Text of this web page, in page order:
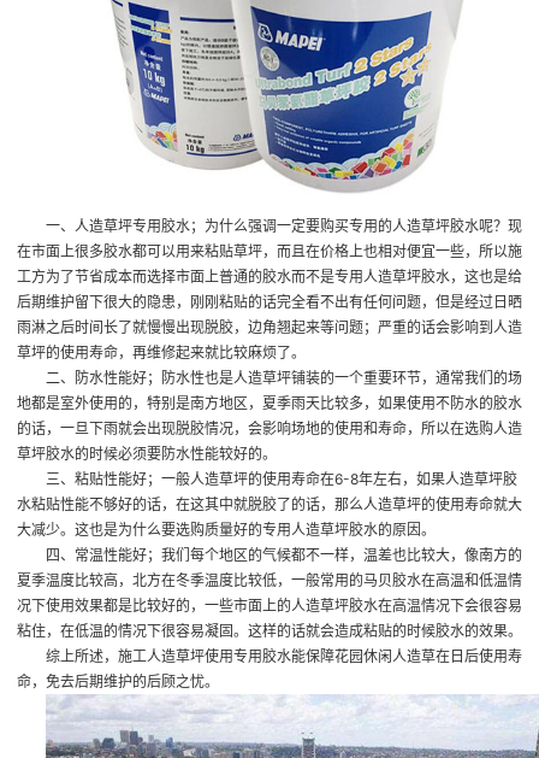
一、人造草坪专用胶水；为什么强调一定要购买专用的人造草坪胶水呢？现
在市面上很多胶水都可以用来粘贴草坪，而且在价格上也相对便宜一些，所以施
工方为了节省成本而选择市面上普通的胶水而不是专用人造草坪胶水，这也是给
后期维护留下很大的隐患，刚刚粘贴的话完全看不出有任何问题，但是经过日晒
雨淋之后时间长了就慢慢出现脱胶，边角翘起来等问题；严重的话会影响到人造
草坪的使用寿命，再维修起来就比较麻烦了。
二、防水性能好；防水性也是人造草坪铺装的一个重要环节，通常我们的场
地都是室外使用的，特别是南方地区，夏季雨天比较多，如果使用不防水的胶水
的话，一旦下雨就会出现脱胶情况，会影响场地的使用和寿命，所以在选购人造
草坪胶水的时候必须要防水性能较好的。
三、粘贴性能好；一般人造草坪的使用寿命在6-8年左右，如果人造草坪胶
水粘贴性能不够好的话，在这其中就脱胶了的话，那么人造草坪的使用寿命就大
大减少。这也是为什么要选购质量好的专用人造草坪胶水的原因。
四、常温性能好；我们每个地区的气候都不一样，温差也比较大，像南方的
夏季温度比较高，北方在冬季温度比较低，一般常用的马贝胶水在高温和低温情
况下使用效果都是比较好的，一些市面上的人造草坪胶水在高温情况下会很容易
粘住，在低温的情况下很容易凝固。这样的话就会造成粘贴的时候胶水的效果。
综上所述，施工人造草坪使用专用胶水能保障花园休闲人造草在日后使用寿
命，免去后期维护的后顾之忧。